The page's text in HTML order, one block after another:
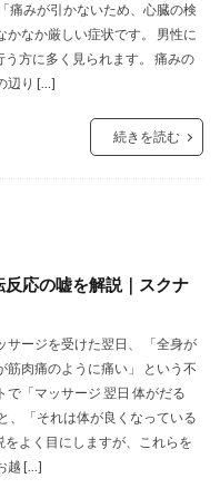
痛みが引かないため、心臓の検
なか厳しい症状です。 男性に
方に多く見られます。 痛みの
辺り […]
続きを読む
応の嘘を解説｜スクナ
サージを受けた翌日、 「全身が
肉痛のように痛い」 という不
「マッサージ 翌日 体がだる
、「それは体が良くなっている
よく目にしますが、これらを
越 […]